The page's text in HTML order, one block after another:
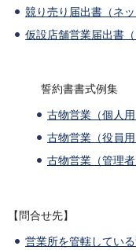
競り売り届出書（ネ
仮設店舗営業届出書（
誓約書書式例集
古物営業（個人
古物営業（役員
古物営業（管理
【問合せ先】
営業所を管轄してい